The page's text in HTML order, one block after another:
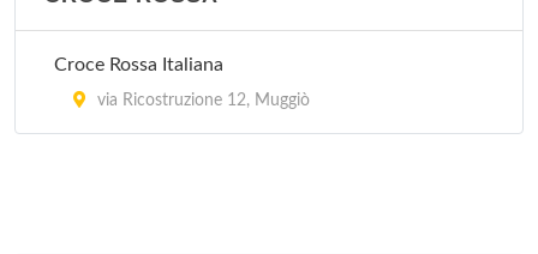
San Babila Day Hospital
via Antonio Stoppani 36, Milano
Croce Rossa Italiana
via Ricostruzione 12, Muggiò